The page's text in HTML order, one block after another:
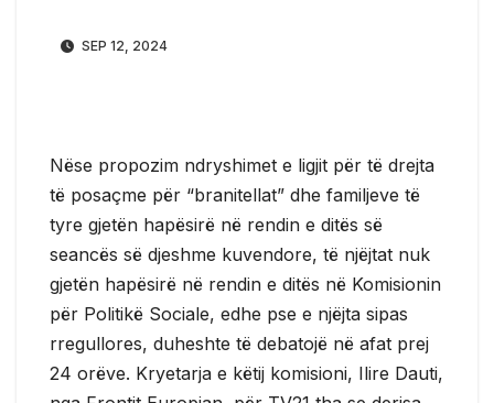
SEP 12, 2024
Nëse propozim ndryshimet e ligjit për të drejta
të posaçme për “branitellat” dhe familjeve të
tyre gjetën hapësirë në rendin e ditës së
seancës së djeshme kuvendore, të njëjtat nuk
gjetën hapësirë në rendin e ditës në Komisionin
për Politikë Sociale, edhe pse e njëjta sipas
rregullores, duheshte të debatojë në afat prej
24 orëve. Kryetarja e këtij komisioni, Ilire Dauti,